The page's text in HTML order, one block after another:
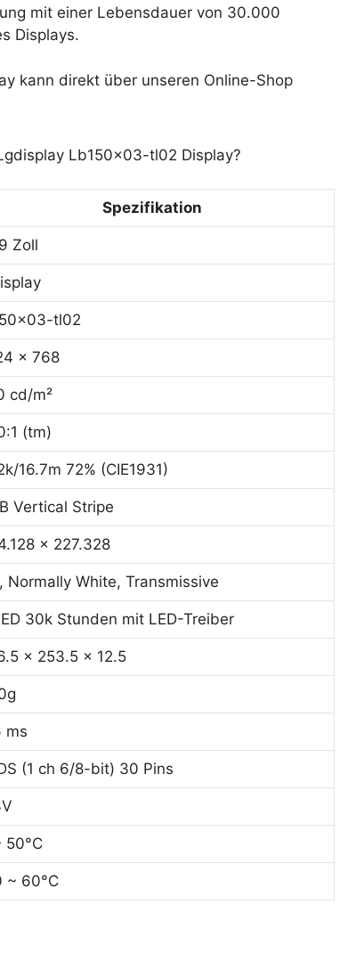
mit einer Lebensdauer von 30.000
Displays.
kann direkt über unseren Online-Shop
Lb150x03-tl02 Display?
Spezifikation
Zoll
tl02
x 768
cd/m²
(tm)
16.7m 72% (CIE1931)
Vertical Stripe
x 227.328
Normally White, Transmissive
30k Stunden mit LED-Treiber
x 253.5 x 12.5
ms
(1 ch 6/8-bit) 30 Pins
50°C
~ 60°C